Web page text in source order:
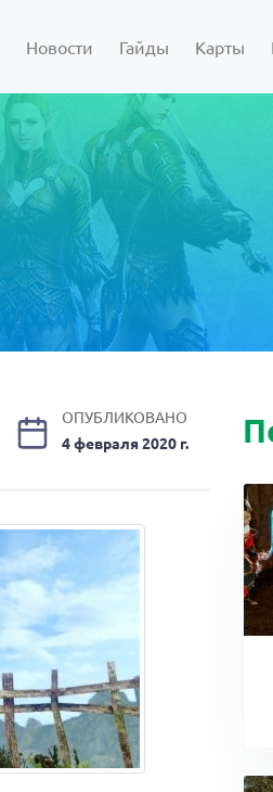
Новости Гайды Карты
ОПУБЛИКОВАНО
4 февраля 2020 г.